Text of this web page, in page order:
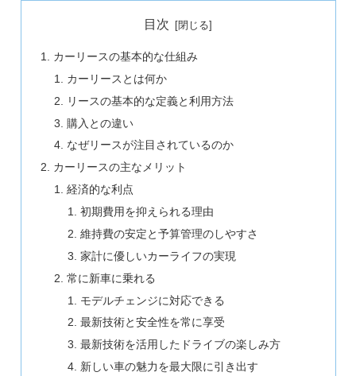
目次
カーリースの基本的な仕組み
カーリースとは何か
リースの基本的な定義と利用方法
購入との違い
なぜリースが注目されているのか
カーリースの主なメリット
経済的な利点
初期費用を抑えられる理由
維持費の安定と予算管理のしやすさ
家計に優しいカーライフの実現
常に新車に乗れる
モデルチェンジに対応できる
最新技術と安全性を常に享受
最新技術を活用したドライブの楽しみ方
新しい車の魅力を最大限に引き出す